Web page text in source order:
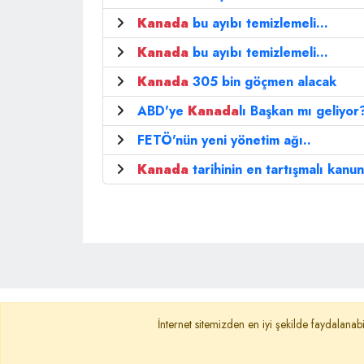
Kanada bu ayıbı temizlemeli...
Kanada bu ayıbı temizlemeli...
Kanada 305 bin göçmen alacak
ABD'ye Kanadalı Başkan mı
FETÖ'nün yeni yönetim ağı..
Kanada tarihinin en tartışmalı
Ana Sayfa Gizlilik Politikası KVKK
İnternet sitemizden en iyi şekilde